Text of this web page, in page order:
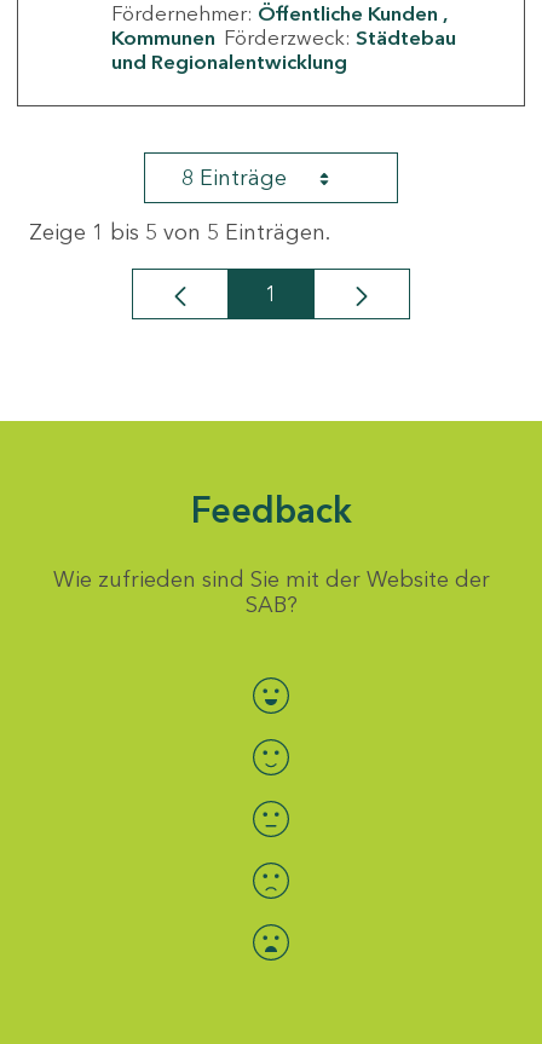
Fördernehmer: Öffentliche Kunden
Kommunen Förderzweck: Städtebau
und Regionalentwicklung
8 Einträge
Zeige 1 bis 5 von 5 Einträgen.
Seite
1
Feedback
Wie zufrieden sind Sie mit der Website der
SAB?
Bewertung auswählen